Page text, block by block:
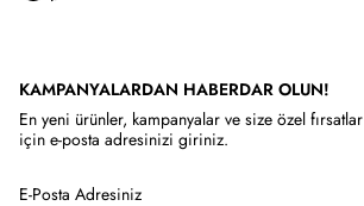
KAMPANYALARDAN HABERDAR OLUN!
En yeni ürünler, kampanyalar ve size özel fırsatlar
için e-posta adresinizi giriniz.